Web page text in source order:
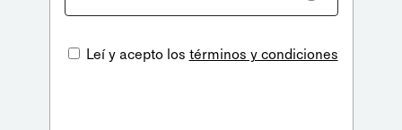
Leí y acepto los términos y condiciones